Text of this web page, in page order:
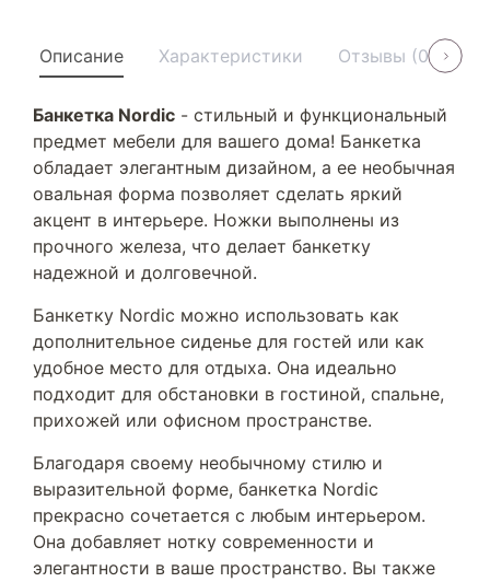
Описание Характеристики Отзывы (0)
Банкетка Nordic - стильный и функциональный
предмет мебели для вашего дома! Банкетка
обладает элегантным дизайном, а ее необычная
овальная форма позволяет сделать яркий
акцент в интерьере. Ножки выполнены из
прочного железа, что делает банкетку
надежной и долговечной.
Банкетку Nordic можно использовать как
дополнительное сиденье для гостей или как
удобное место для отдыха. Она идеально
подходит для обстановки в гостиной, спальне,
прихожей или офисном пространстве.
Благодаря своему необычному стилю и
выразительной форме, банкетка Nordic
прекрасно сочетается с любым интерьером.
Она добавляет нотку современности и
элегантности в ваше пространство. Вы также